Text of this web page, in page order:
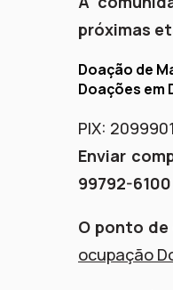
próximas
Doação de
Doações em
PIX:
Enviar
99792-6100
O ponto
ocupação